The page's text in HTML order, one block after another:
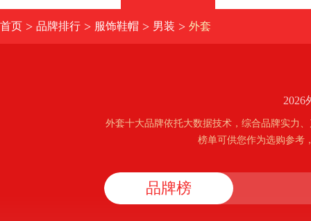
首页 > 品牌排行 > 服饰鞋帽 > 男装 > 外套
2026
外套十大品牌依托大数据技术，综合品牌实力
榜单可供您作为选购参考
品牌榜